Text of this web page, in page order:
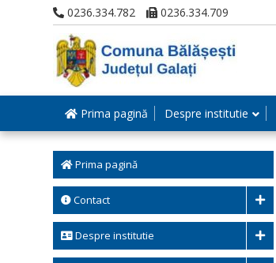
0236.334.782 0236.334.709
Prima pagină Despre institutie
Prima pagină
Contact
Despre institutie